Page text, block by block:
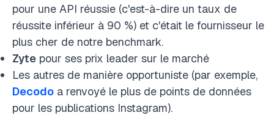
pour une API réussie (c'est-à-dire un taux de
réussite inférieur à 90 %) et c'était le fournisseur le
plus cher de notre benchmark.
Zyte pour ses prix leader sur le marché
Les autres de manière opportuniste (par exemple,
Decodo a renvoyé le plus de points de données
pour les publications Instagram).